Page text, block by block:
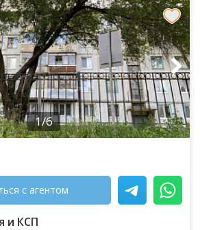
1/6
с агентом
и КСП